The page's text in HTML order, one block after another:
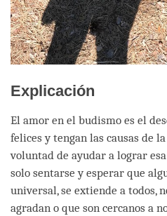
Explicación
El amor en el budismo es el
felices y tengan las causas de
voluntad de ayudar a lograr
solo sentarse y esperar que
universal, se extiende a todos,
agradan o que son cercanos a